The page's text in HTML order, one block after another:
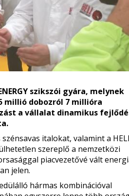
szikszói gyára, melynek
millió dobozról 7 millióra
a vállalat dinamikus
italokat, valamint a
szereplő a nemzetközi
piacvezetővé vált
jelen.
hármas kombinációval